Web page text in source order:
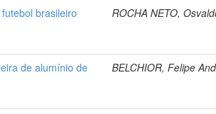
brasileiro ROCHA NETO,
de alumínio de
BELCHIOR, Felipe